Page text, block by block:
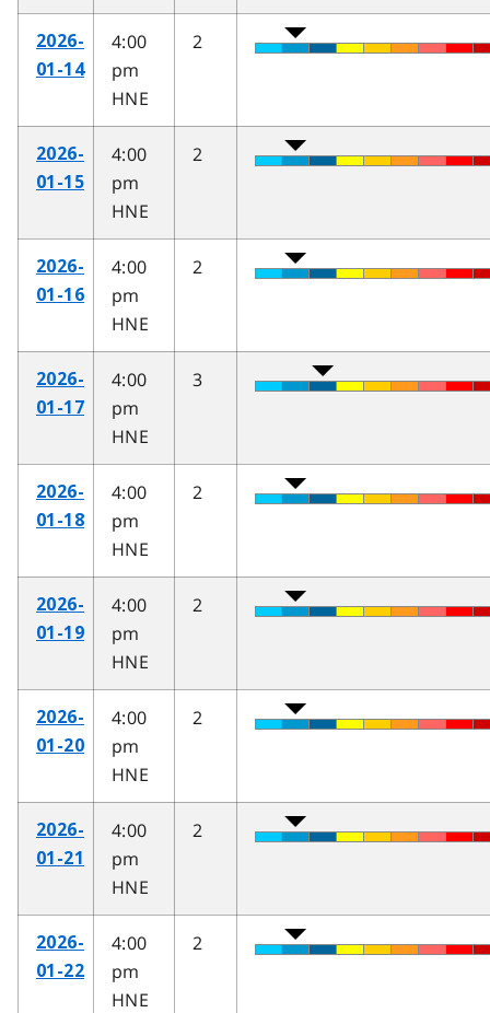
2026-
01-14
4:00
pm
HNE
2
2026-
01-15
4:00
pm
HNE
2
2026-
01-16
4:00
pm
HNE
2
2026-
01-17
4:00
pm
HNE
3
2026-
01-18
4:00
pm
HNE
2
2026-
01-19
4:00
pm
HNE
2
2026-
01-20
4:00
pm
HNE
2
2026-
01-21
4:00
pm
HNE
2
2026-
01-22
4:00
pm
HNE
2